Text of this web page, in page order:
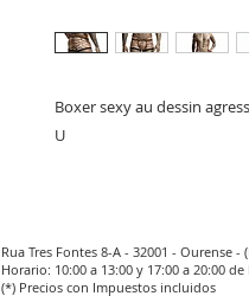
Boxer sexy au dessin
U
Rua Tres Fontes 8-A - 32001 - Ourense -
Horario: 10:00 a 13:00 y 17:00 a 20:00
(*) Precios con Impuestos incluidos